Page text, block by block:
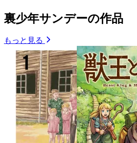
裏少年サンデーの作品
もっと見る